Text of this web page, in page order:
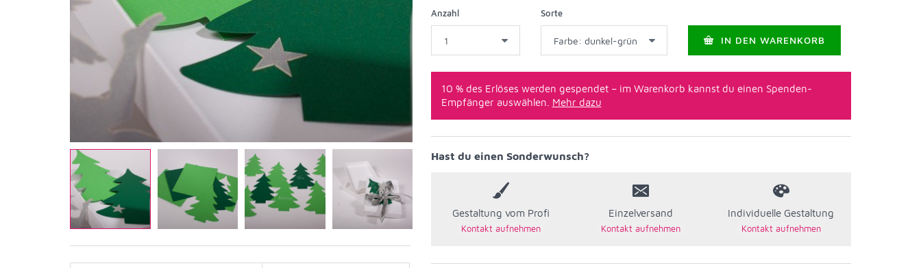
Anzahl Sorte
IN DEN WARENKORB
10 % des Erlöses werden gespendet – im Warenkorb kannst du einen Spenden-
Empfänger auswählen. Mehr dazu
Hast du einen Sonderwunsch?
Gestaltung vom Profi Einzelversand Individuelle Gestaltung